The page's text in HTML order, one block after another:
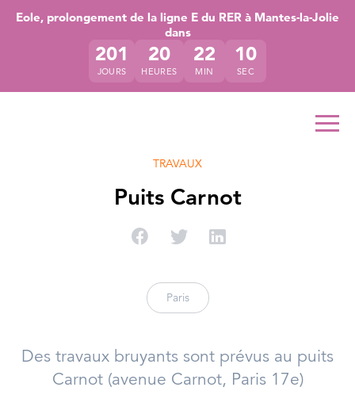
Accéder directement au contenu de la page
Accéder à la navigation principale
Accéder à la recherche
Eole, prolongement de la ligne E du RER à Mantes-la-Jolie
dans
201
JOURS
20
HEURES
22
MIN
09
SEC
TRAVAUX
Puits Carnot
Partager sur Facebook
Partager sur Twitter
Paris
Des travaux bruyants sont prévus au puits
Carnot (avenue Carnot, Paris 17e)